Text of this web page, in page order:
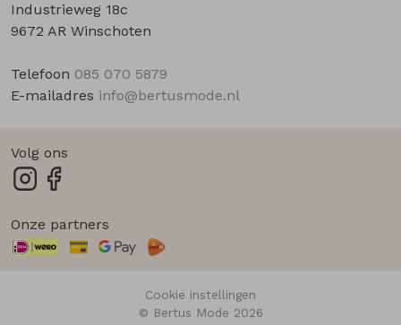
Industrieweg 18c
9672 AR Winschoten
Telefoon 085 070 5879
E-mailadres info@bertusmode.nl
Volg ons
Onze partners
Cookie instellingen
© Bertus Mode 2026